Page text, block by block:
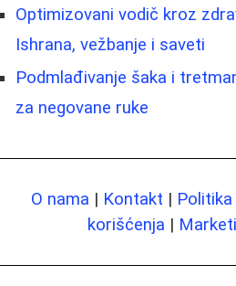
Optimizovani vodič kroz
Ishrana, vežbanje i saveti
Podmlađivanje šaka i
za negovane ruke
O nama | Kontakt |
korišćenja |